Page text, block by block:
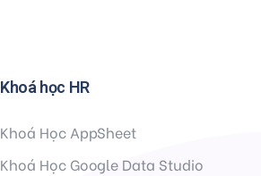
Khoá học HR
Khoá Học AppSheet
Khoá Học Google Data Studio